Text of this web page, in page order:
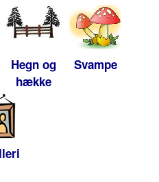
Hegn og
hække
Svampe